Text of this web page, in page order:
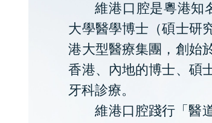
維港口腔是粵港知
大學醫學博士（碩士研
港大型醫療集團，創始
香港、內地的博士、碩
牙科診療。
維港口腔踐行「醫